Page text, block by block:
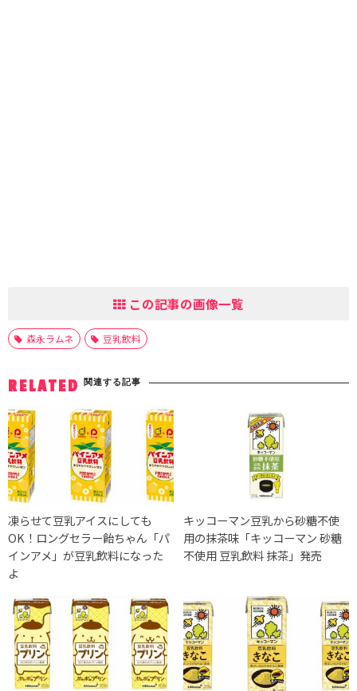
この記事の画像一覧
森永ラムネ 豆乳飲料
RELATED 関連する記事
凍らせて豆乳アイスにしても
OK！ロングセラー飴ちゃん「パ
インアメ」が豆乳飲料になった
よ
キッコーマン豆乳から砂糖不使
用の抹茶味「キッコーマン 砂糖
不使用 豆乳飲料 抹茶」発売